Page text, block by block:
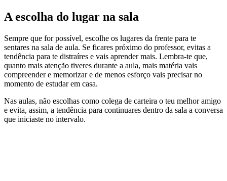
A escolha do lugar na sala
Sempre que for possível, escolhe os lugares da frente para te
sentares na sala de aula. Se ficares próximo do professor, evitas a
tendência para te distraíres e vais aprender mais. Lembra-te que,
quanto mais atenção tiveres durante a aula, mais matéria vais
compreender e memorizar e de menos esforço vais precisar no
momento de estudar em casa.
Nas aulas, não escolhas como colega de carteira o teu melhor amigo
e evita, assim, a tendência para continuares dentro da sala a conversa
que iniciaste no intervalo.